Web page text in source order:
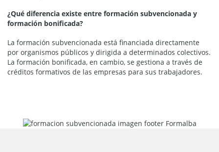
¿Qué diferencia existe entre formación subvencionada y
formación bonificada?
La formación subvencionada está financiada directamente
por organismos públicos y dirigida a determinados colectivos.
La formación bonificada, en cambio, se gestiona a través de
créditos formativos de las empresas para sus trabajadores.